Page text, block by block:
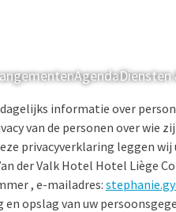
Agenda
informatie over
van de personen over wie
privacyverklaring leggen wij
der Valk Hotel Hotel Liège
, e-mailadres:
opslag van uw